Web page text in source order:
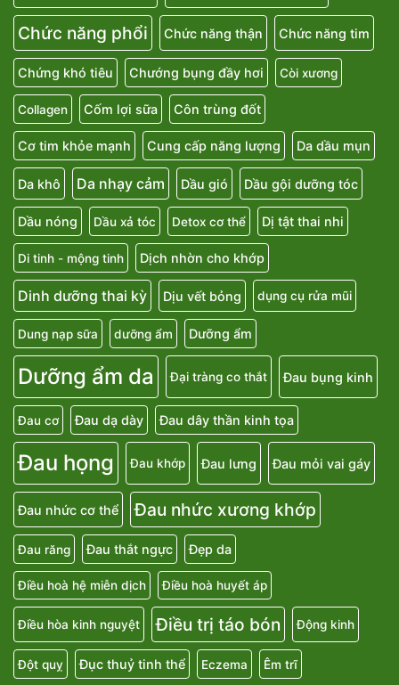
Chức năng phổi Chức năng thận Chức năng tim
Chứng khó tiêu Chướng bụng đầy hơi Còi xương
Collagen Cốm lợi sữa Côn trùng đốt
Cơ tim khỏe mạnh Cung cấp năng lượng Da dầu mụn
Da khô Da nhạy cảm Dầu gió Dầu gội dưỡng tóc
Dầu nóng Dầu xả tóc Detox cơ thể Dị tật thai nhi
Di tinh - mộng tinh Dịch nhờn cho khớp
Dinh dưỡng thai kỳ Dịu vết bỏng dụng cụ rửa mũi
Dung nạp sữa dưỡng ẩm Dưỡng ẩm
Dưỡng ẩm da Đại tràng co thắt Đau bụng kinh
Đau cơ Đau dạ dày Đau dây thần kinh tọa
Đau họng Đau khớp Đau lưng Đau mỏi vai gáy
Đau nhức cơ thể Đau nhức xương khớp
Đau răng Đau thắt ngực Đẹp da
Điều hoà hệ miễn dịch Điều hoà huyết áp
Điều hòa kinh nguyệt Điều trị táo bón Động kinh
Đột quỵ Đục thuỷ tinh thể Eczema Êm trĩ